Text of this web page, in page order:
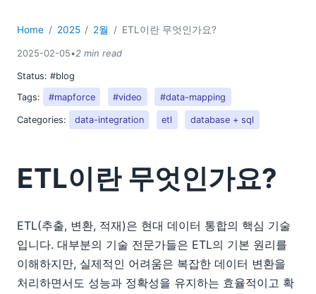
2014
2012
2011
2010
2009
Home 2025 2월 ETL이란 무엇인가요?
2025-02-05•2 min read
Status: #blog
Tags:
#mapforce #video #data-mapping
Categories: data-integration etl database + sql
ETL이란 무엇인가요?
ETL(추출, 변환, 적재)은 현대 데이터 통합의 핵심 기술
입니다. 대부분의 기술 전문가들은 ETL의 기본 원리를
이해하지만, 실제적인 어려움은 복잡한 데이터 변환을
처리하면서도 성능과 정확성을 유지하는 효율적이고 확